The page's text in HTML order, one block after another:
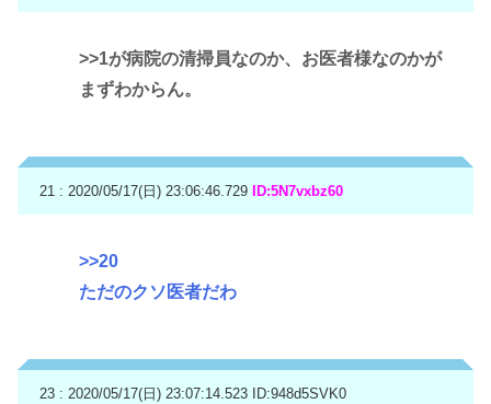
>>1が病院の清掃員なのか、お医者様なのかが
まずわからん。
21 : 2020/05/17(日) 23:06:46.729 ID:5N7vxbz60
>>20
ただのクソ医者だわ
23 : 2020/05/17(日) 23:07:14.523 ID:948d5SVK0